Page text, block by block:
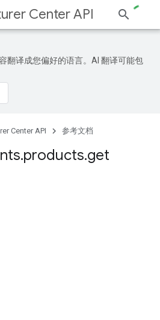
Center API
翻译成您偏好的语言。AI 翻译可能包
Center API 参考文档
.products.get